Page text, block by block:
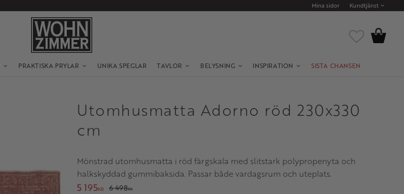
Mina sidor Kundtjänst
PRAKTISKA PRYLAR UNIKA SPEGLAR TAVLOR BELYSNING INSPIRATION SISTA CHANSEN
Favoriter
Kundvagn
Utomhusmatta Adorno röd 230x330
cm
Mönstrad utomhusmatta i röd färgskala med slitstark polypropenyta och
halkskyddad gummibaksida. Passar både vardagsrum och uteplats.
Nedsatt pris:
5 195KR Ordinarie pris:
6 498KR